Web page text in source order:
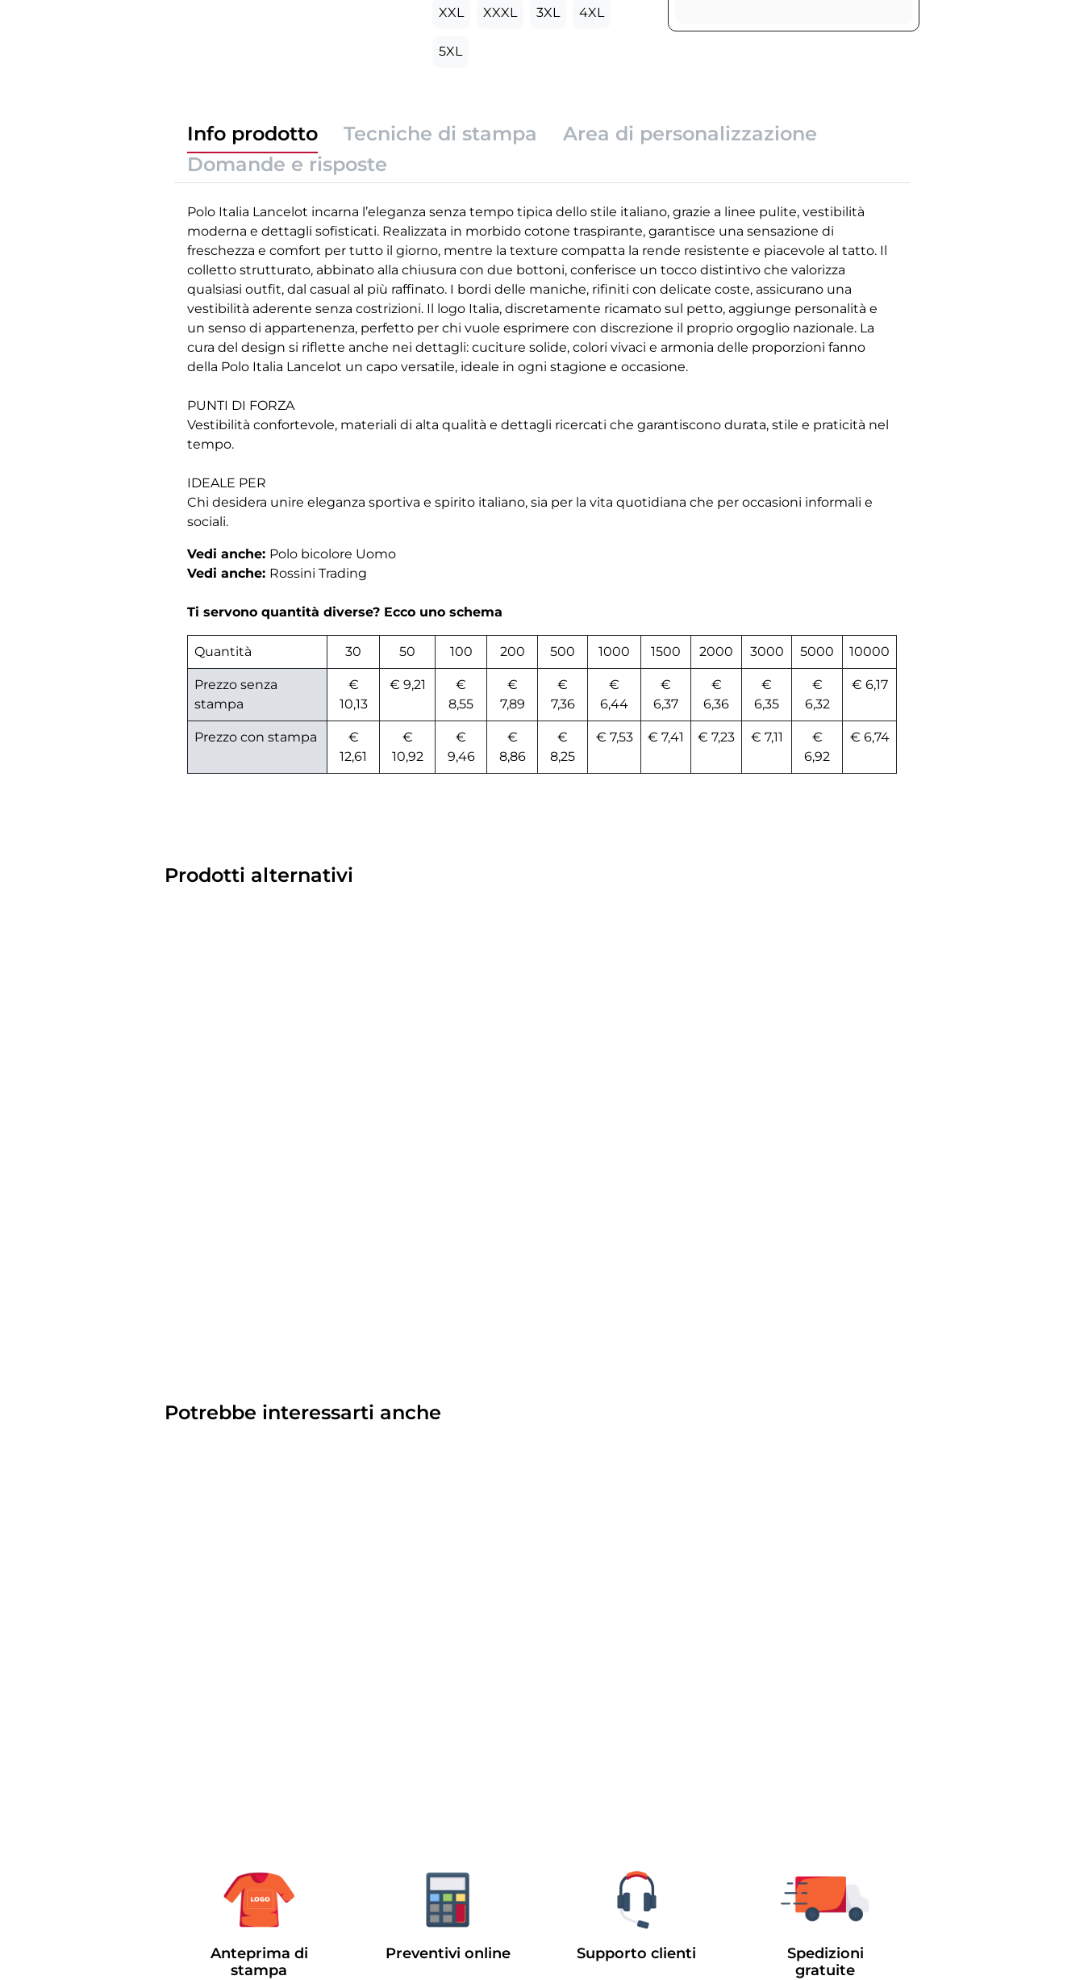
XXL XXXL 3XL 4XL
5XL
Info prodotto Tecniche di stampa
Area di personalizzazione
Domande e risposte
Polo Italia Lancelot incarna l’eleganza senza tempo tipica dello stile italiano, grazie a linee pulite, vestibilità
moderna e dettagli sofisticati. Realizzata in morbido cotone traspirante, garantisce una sensazione di
freschezza e comfort per tutto il giorno, mentre la texture compatta la rende resistente e piacevole al tatto. Il
colletto strutturato, abbinato alla chiusura con due bottoni, conferisce un tocco distintivo che valorizza
qualsiasi outfit, dal casual al più raffinato. I bordi delle maniche, rifiniti con delicate coste, assicurano una
vestibilità aderente senza costrizioni. Il logo Italia, discretamente ricamato sul petto, aggiunge personalità e
un senso di appartenenza, perfetto per chi vuole esprimere con discrezione il proprio orgoglio nazionale. La
cura del design si riflette anche nei dettagli: cuciture solide, colori vivaci e armonia delle proporzioni fanno
della Polo Italia Lancelot un capo versatile, ideale in ogni stagione e occasione.
PUNTI DI FORZA
Vestibilità confortevole, materiali di alta qualità e dettagli ricercati che garantiscono durata, stile e praticità nel
tempo.
IDEALE PER
Chi desidera unire eleganza sportiva e spirito italiano, sia per la vita quotidiana che per occasioni informali e
sociali.
Vedi anche: Polo bicolore Uomo
Vedi anche: Rossini Trading
Ti servono quantità diverse? Ecco uno schema
Quantità 30 50 100 200 500 1000 1500 2000 3000 5000 10000
Prezzo senza
stampa
€
10,13
€ 9,21
€
8,55
€
7,89
€
7,36
€
6,44
€
6,37
€
6,36
€
6,35
€
6,32
€ 6,17
Prezzo con stampa
€
12,61
€
10,92
€
9,46
€
8,86
€
8,25
€ 7,53 € 7,41 € 7,23 € 7,11
€
6,92
€ 6,74
Prodotti alternativi
Potrebbe interessarti anche
Anteprima di
stampa
Preventivi online Supporto clienti
Spedizioni
gratuite